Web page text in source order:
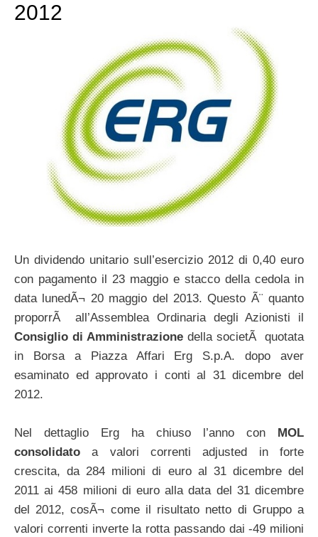
2012
Un dividendo unitario sull’esercizio 2012 di 0,40 euro
con pagamento il 23 maggio e stacco della cedola in
data lunedÃ¬ 20 maggio del 2013. Questo Ã¨ quanto
proporrÃ all’Assemblea Ordinaria degli Azionisti il
Consiglio di Amministrazione della societÃ quotata
in Borsa a Piazza Affari Erg S.p.A. dopo aver
esaminato ed approvato i conti al 31 dicembre del
2012.
Nel dettaglio Erg ha chiuso l’anno con MOL
consolidato a valori correnti adjusted in forte
crescita, da 284 milioni di euro al 31 dicembre del
2011 ai 458 milioni di euro alla data del 31 dicembre
del 2012, cosÃ¬ come il risultato netto di Gruppo a
valori correnti inverte la rotta passando dai -49 milioni